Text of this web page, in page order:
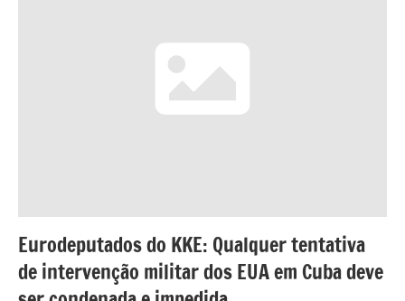
Eurodeputados do KKE: Qualquer tentativa
de intervenção militar dos EUA em Cuba deve